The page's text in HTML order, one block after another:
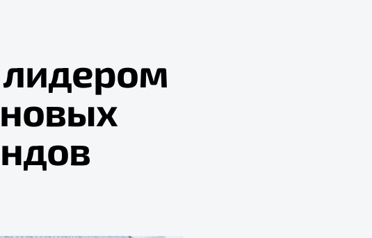
лидером